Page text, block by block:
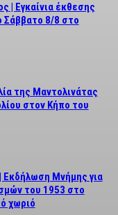
| Εγκαίνια έκθεσης
Σάββατο 8/8 στο
της Μαντολινάτας
στον Κήπο του
Μνήμης για
του 1953 στο
χωριό